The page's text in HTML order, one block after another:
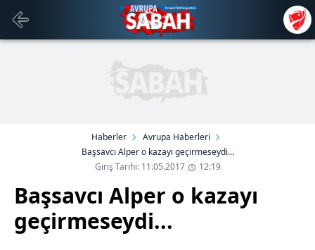
Haberler
Avrupa Haberleri
Başsavcı Alper o kazayı geçirmeseydi...
Giriş Tarihi: 11.05.2017
12:19
Başsavcı Alper o kazayı
geçirmeseydi...